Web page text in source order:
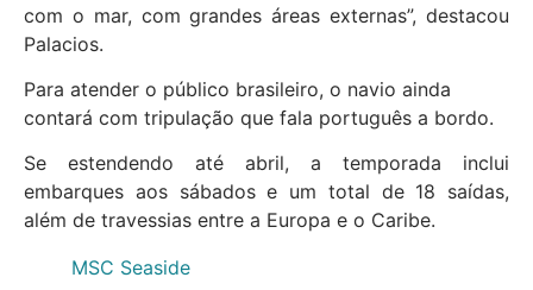
com o mar, com grandes áreas externas”, destacou
Palacios.
Para atender o público brasileiro, o navio ainda
contará com tripulação que fala português a bordo.
Se estendendo até abril, a temporada inclui
embarques aos sábados e um total de 18 saídas,
além de travessias entre a Europa e o Caribe.
MSC Seaside